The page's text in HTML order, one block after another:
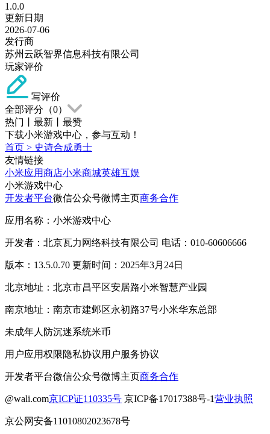
1.0.0
更新日期
2026-07-06
发行商
苏州云跃智界信息科技有限公司
玩家评价
写评价
全部评分（0）
热门
最新
最赞
下载小米游戏中心，参与互动！
首页 > 史诗合成勇士
友情链接
小米应用商店小米商城英雄互娱
小米游戏中心
开发者平台微信公众号微博主页商务合作
应用名称：小米游戏中心
开发者：北京瓦力网络科技有限公司 电话：010-60606666
版本：13.5.0.70 更新时间：2025年3月24日
北京地址：北京市昌平区安居路小米智慧产业园
南京地址：南京市建邺区永初路37号小米华东总部
未成年人防沉迷系统米币
用户应用权限隐私协议用户服务协议
开发者平台微信公众号微博主页商务合作
@wali.com京ICP证110335号 京ICP备17017388号-1营业执照
京公网安备11010802023678号